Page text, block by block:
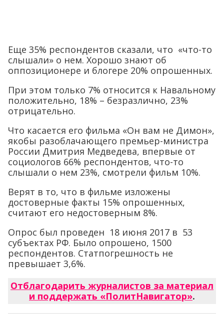
Еще 35% респондентов сказали, что «что-то
слышали» о нем. Хорошо знают об
оппозиционере и блогере 20% опрошенных.
При этом только 7% относится к Навальному
положительно, 18% – безразлично, 23%
отрицательно.
Что касается его фильма «Он вам не Димон»,
якобы разоблачающего премьер-министра
России Дмитрия Медведева, впервые от
социологов 66% респондентов, что-то
слышали о нем 23%, смотрели фильм 10%.
Верят в то, что в фильме изложены
достоверные факты 15% опрошенных,
считают его недостоверным 8%.
Опрос был проведен 18 июня 2017 в 53
субъектах РФ. Было опрошено, 1500
респондентов. Статпогрешность не
превышает 3,6%.
Отблагодарить журналистов за материал
и поддержать «ПолитНавигатор».